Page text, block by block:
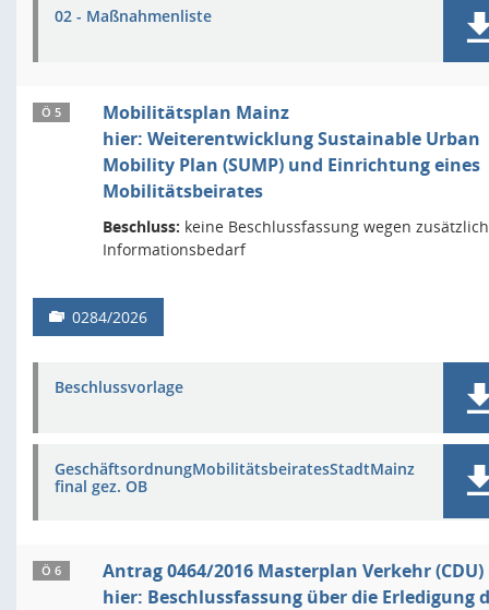
02 - Maßnahmenliste
Ö 5
Mobilitätsplan Mainz
hier: Weiterentwicklung Sustainable Urban
Mobility Plan (SUMP) und Einrichtung eines
Mobilitätsbeirates
Beschluss: keine Beschlussfassung wegen
Informationsbedarf
0284/2026
Beschlussvorlage
GeschäftsordnungMobilitätsbeiratesStadtMainz
final gez. OB
Ö 6
Antrag 0464/2016 Masterplan Verkehr (CDU)
hier: Beschlussfassung über die Erledigung